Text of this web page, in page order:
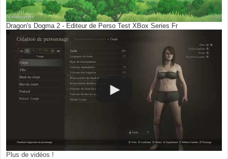
Dragon's Dogma 2 - Editeur de Perso Test XBox Series Fr
Plus de vidéos !